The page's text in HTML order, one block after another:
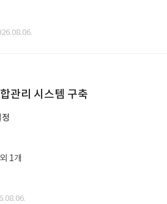
관리 시스템 구축
1개